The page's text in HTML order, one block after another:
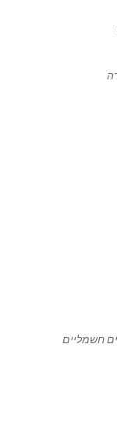
חשמליים